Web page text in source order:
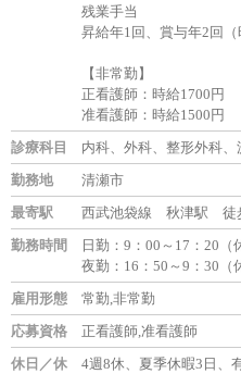
残業手当
昇給年1回、賞与年2回（
【非常勤】
正看護師：時給1700円
准看護師：時給1500円
診療科目
内科、外科、整形外科
勤務地
清瀬市
最寄駅
西武池袋線 秋津駅 徒
勤務時間
日勤：9：00～17：20（
夜勤：16：50～9：30（
雇用形態
常勤,非常勤
応募資格
正看護師,准看護師
休日／休
4週8休、夏季休暇3日、